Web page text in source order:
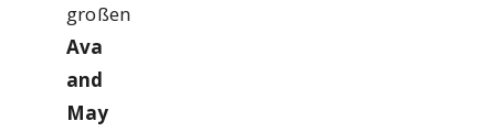
großen
Ava
and
May